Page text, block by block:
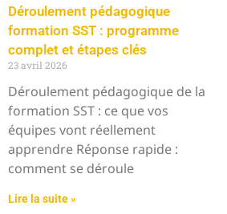
Déroulement pédagogique
formation SST : programme
complet et étapes clés
23 avril 2026
Déroulement pédagogique de la
formation SST : ce que vos
équipes vont réellement
apprendre Réponse rapide :
comment se déroule
Lire la suite »